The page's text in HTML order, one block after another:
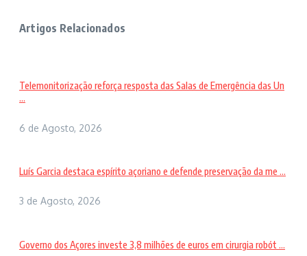
Artigos Relacionados
Telemonitorização reforça resposta das Salas de Emergência das Un
...
6 de Agosto, 2026
Luís Garcia destaca espírito açoriano e defende preservação da me ...
3 de Agosto, 2026
Governo dos Açores investe 3,8 milhões de euros em cirurgia robót ...